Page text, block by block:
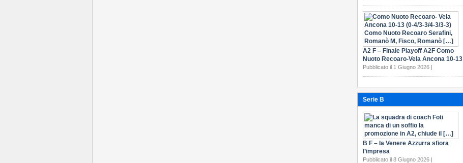
A2 F – Finale Playoff A2F Como
Nuoto Recoaro-Vela Ancona 10-13
Pubblicato il 1 Giugno 2026 |
Serie B
B F – la Venere Azzurra sfiora
l’impresa
Pubblicato il 8 Giugno 2026 |